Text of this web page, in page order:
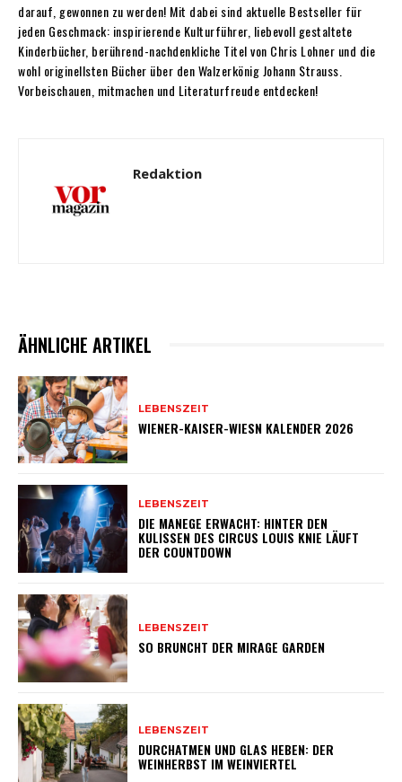
darauf, gewonnen zu werden! Mit dabei sind aktuelle Bestseller für
jeden Geschmack: inspirierende Kulturführer, liebevoll gestaltete
Kinderbücher, berührend-nachdenkliche Titel von Chris Lohner und die
wohl originellsten Bücher über den Walzerkönig Johann Strauss.
Vorbeischauen, mitmachen und Literaturfreude entdecken!
Redaktion
ÄHNLICHE ARTIKEL
LEBENSZEIT
WIENER-KAISER-WIESN KALENDER 2026
LEBENSZEIT
DIE MANEGE ERWACHT: HINTER DEN
KULISSEN DES CIRCUS LOUIS KNIE LÄUFT
DER COUNTDOWN
LEBENSZEIT
SO BRUNCHT DER MIRAGE GARDEN
LEBENSZEIT
DURCHATMEN UND GLAS HEBEN: DER
WEINHERBST IM WEINVIERTEL